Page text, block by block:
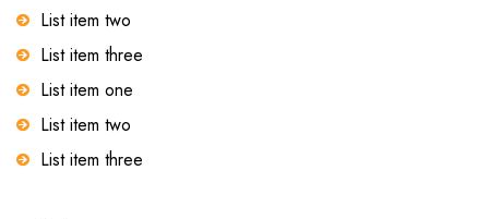
List item two
List item three
List item one
List item two
List item three